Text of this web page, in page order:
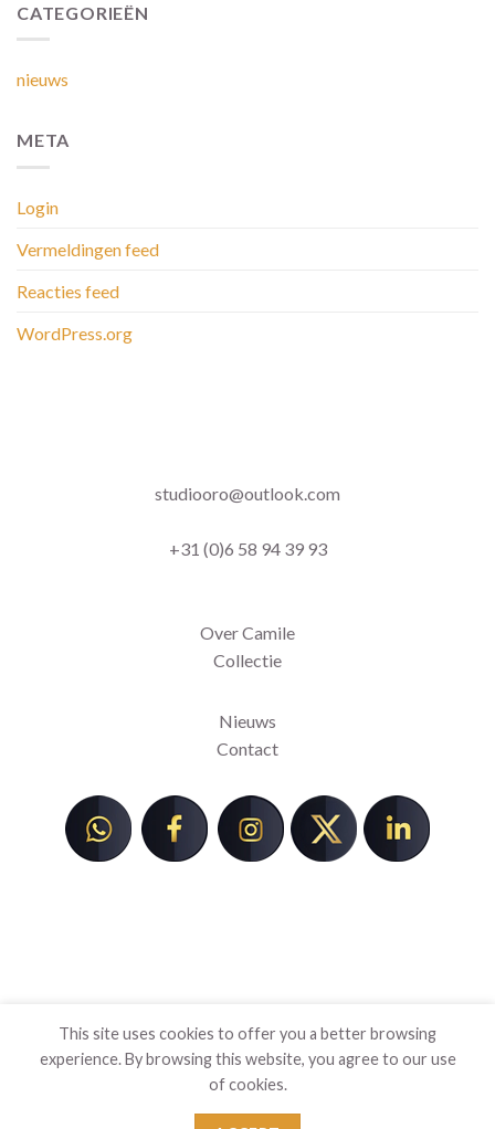
CATEGORIEËN
nieuws
META
Login
Vermeldingen feed
Reacties feed
WordPress.org
studiooro@outlook.com
+31 (0)6 58 94 39 93
Over Camile
Collectie
Nieuws
Contact
camileaquinokunst.nl - Alle rechten onder voorbehoud.
This site uses cookies to offer you a better browsing
experience. By browsing this website, you agree to our use
of cookies.